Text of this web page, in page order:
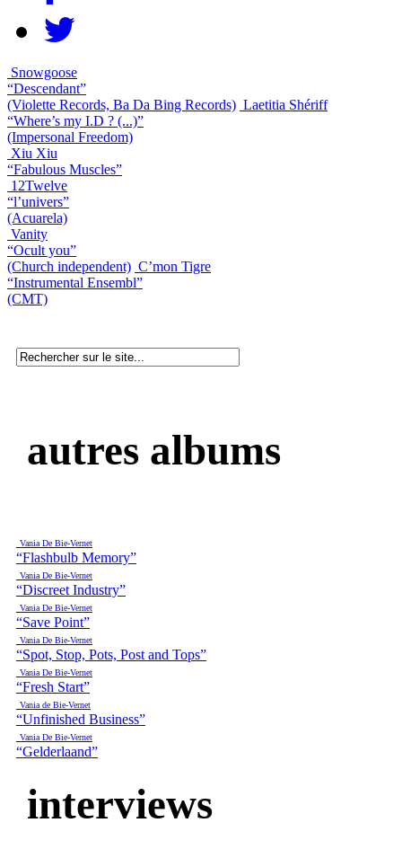
Snowgoose
“Descendant”
(Violette Records, Ba Da Bing Records) Laetitia Shériff
“Where’s my I.D ? (...)”
(Impersonal Freedom)
Xiu Xiu
“Fabulous Muscles”
12Twelve
“l’univers”
(Acuarela)
Vanity
“Ocult you”
(Church independent) C’mon Tigre
“Instrumental Ensembl”
(CMT)
autres albums
Vania De Bie-Vernet
“Flashbulb Memory”
Vania De Bie-Vernet
“Discreet Industry”
Vania De Bie-Vernet
“Save Point”
Vania De Bie-Vernet
“Spot, Stop, Pots, Post and Tops”
Vania De Bie-Vernet
“Fresh Start”
Vania de Bie-Vernet
“Unfinished Business”
Vania De Bie-Vernet
“Gelderlaand”
interviews